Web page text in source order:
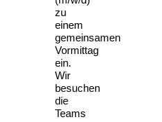
zu
einem
gemeinsamen
Vormittag
ein.
Wir
besuchen
die
Teams